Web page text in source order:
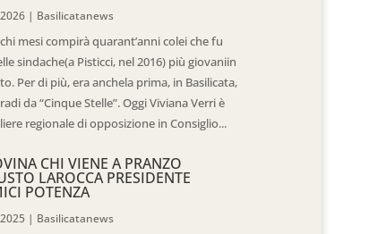
| Basilicatanews
mesi compirà quarant’anni colei che fu
sindache(a Pisticci, nel 2016) più giovaniin
Per di più, era anchela prima, in Basilicata,
da “Cinque Stelle”. Oggi Viviana Verri è
regionale di opposizione in Consiglio...
CHI VIENE A PRANZO
LAROCCA PRESIDENTE
POTENZA
| Basilicatanews